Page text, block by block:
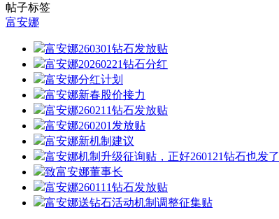
帖子标签
富安娜
富安娜260301钻石发放贴
富安娜20260221钻石分红
富安娜分红计划
富安娜新春股价接力
富安娜260211钻石发放贴
富安娜260201发放贴
富安娜新机制建议
富安娜机制升级征询贴，正好260121钻石也发了
致富安娜董事长
富安娜260111钻石发放贴
富安娜送钻石活动机制调整征集贴